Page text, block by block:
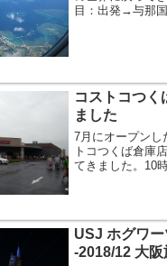
目：出発→与那
コストコつく
ました
7月にオープンし
トコつくば倉庫
てきました。10
と思ったが、そ...
USJ ホグワ
-2018/12 大阪